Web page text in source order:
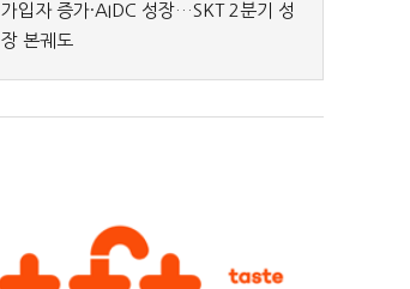
가입자 증가·AIDC 성장…SKT 2분기 성
장 본궤도